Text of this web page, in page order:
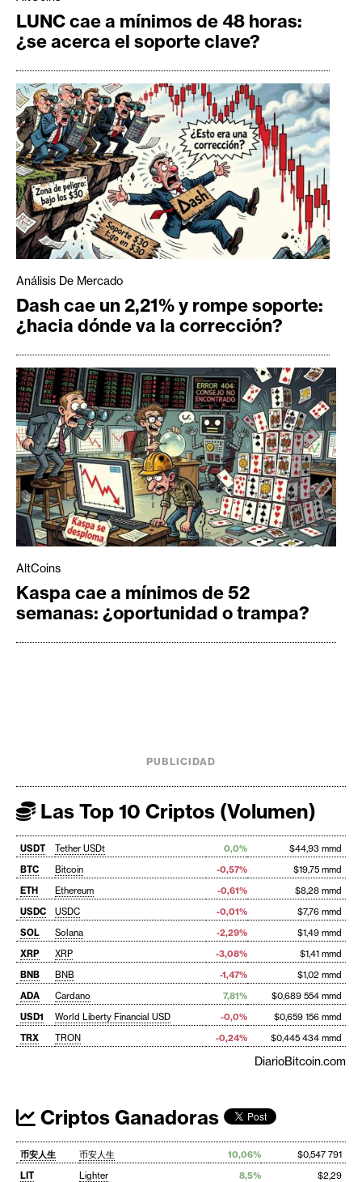
LUNC cae a mínimos de 48 horas:
¿se acerca el soporte clave?
Análisis De Mercado
Dash cae un 2,21% y rompe soporte:
¿hacia dónde va la corrección?
AltCoins
Kaspa cae a mínimos de 52
semanas: ¿oportunidad o trampa?
PUBLICIDAD
Las Top 10 Criptos (Volumen)
USDT Tether USDt 0,0%
$44,93 mmd
BTC
Bitcoin -0,57%
$19,75 mmd
ETH
Ethereum -0,61%
$8,28 mmd
USDC
USDC -0,01%
$7,76 mmd
SOL
Solana -2,29%
$1,49 mmd
XRP
XRP -3,08%
$1,41 mmd
BNB
BNB -1,47%
$1,02 mmd
ADA
Cardano 7,81%
$0,689 554 mmd
USD1
World Liberty Financial USD -0,0%
$0,659 156 mmd
TRX
TRON -0,24% $0,445 434 mmd
DiarioBitcoin.com
Criptos Ganadoras
币安人生 币安人生 10,06%
$0,547 791
LIT
Lighter 8,5%
$2,29